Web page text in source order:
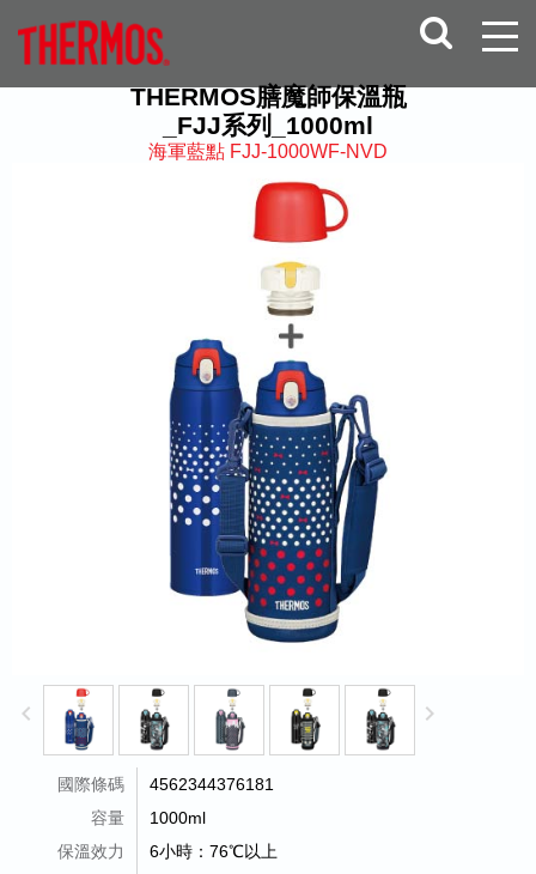
THERMOS膳魔師保溫瓶
_FJJ系列_1000ml
海軍藍點 FJJ-1000WF-NVD
keyboard_arrow_left keyboard_arrow_right
國際條碼
4562344376181
容量
1000ml
保溫效力
6小時：76℃以上